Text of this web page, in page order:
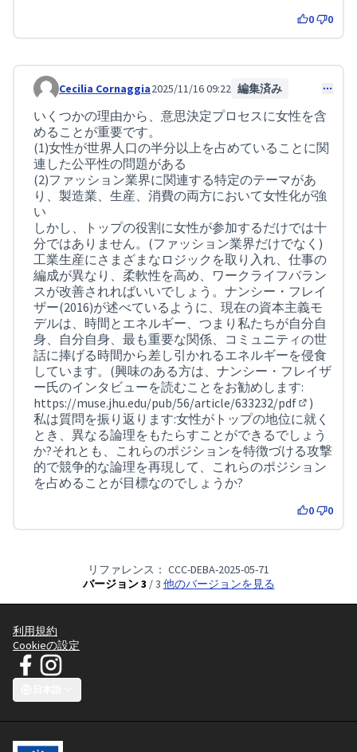
0 0
コメント 456
Cecilia Cornaggia2025/11/16 09:22 編集済み
いくつかの理由から、意思決定プロセスに女性を含
めることが重要です。
(1)女性が世界人口の半分以上を占めていることに関
連した公平性の問題がある
(2)ファッション業界に関連する特定のテーマがあ
り、製造業、生産、消費の両方において女性化が強
い
しかし、トップの役割に女性が参加するだけでは十
分ではありません。(ファッション業界だけでなく)
工業生産にさまざまなロジックを取り入れ、仕事の
編成が異なり、柔軟性を高め、ワークライフバラン
スが改善されればいいでしょう。ナンシー・フレイ
ザー(2016)が述べているように、現在の資本主義モ
デルは、時間とエネルギー、つまり私たちが自分自
身、自分自身、最も重要な関係、コミュニティの世
話に捧げる時間から差し引かれるエネルギーを侵食
しています。(興味のある方は、ナンシー・フレイザ
ー氏のインタビューを読むことをお勧めします:
https://muse.jhu.edu/pub/56/article/633232/pdf
(外部リン
)
私は質問を振り返ります:女性がトップの地位に就く
とき、異なる論理をもたらすことができるでしょう
か?それとも、これらのポジションを特徴づける攻撃
的で競争的な論理を再現して、これらのポジション
を占めることが目標なのでしょうか?
0 0
リファレンス： CCC-DEBA-2025-05-71
バージョン 3 / 3 他のバージョンを見る
利用規約
Cookieの設定
Facebook の JTマニフェスト - クリーンウェアキャンペーン
(外部リンク)
InstagramのJTマニフェスト - クリーンウェアキャンペーン
(外部リンク)